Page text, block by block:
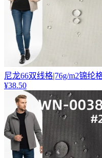
尼龙66双线格|76g/m2锦纶
¥38.50